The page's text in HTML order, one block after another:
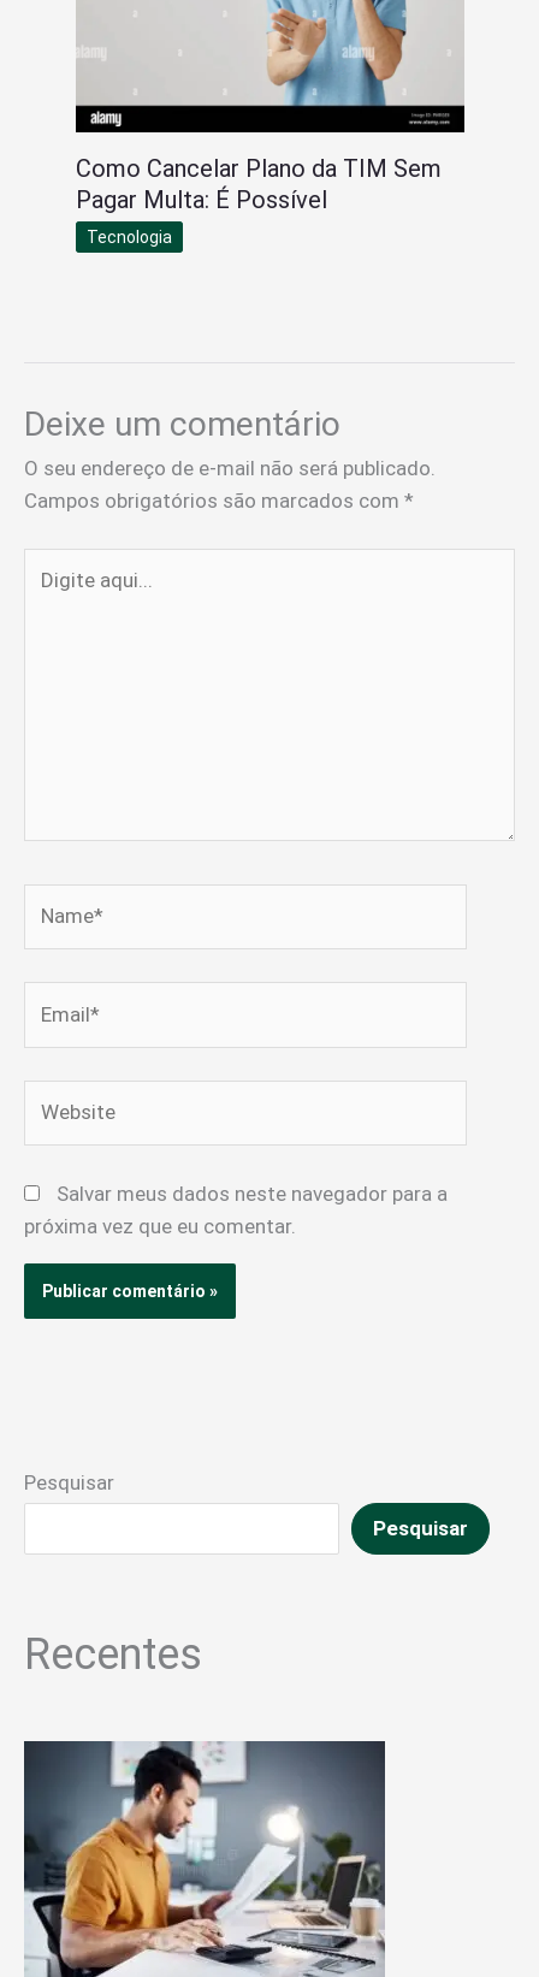
Como Cancelar Plano da TIM Sem
Pagar Multa: É Possível
Tecnologia
Deixe um comentário
O seu endereço de e-mail não será publicado.
Campos obrigatórios são marcados com *
aqui...
Salvar meus dados neste navegador para a
próxima vez que eu comentar.
Pesquisar
Pesquisar
Recentes